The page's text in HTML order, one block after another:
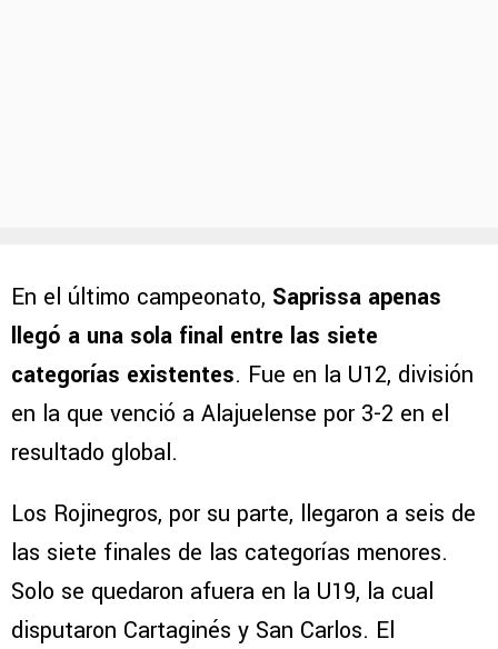
En el último campeonato, Saprissa apenas
llegó a una sola final entre las siete
categorías existentes. Fue en la U12, división
en la que venció a Alajuelense por 3-2 en el
resultado global.
Los Rojinegros, por su parte, llegaron a seis de
las siete finales de las categorías menores.
Solo se quedaron afuera en la U19, la cual
disputaron Cartaginés y San Carlos. El